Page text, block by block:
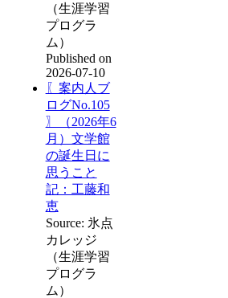
（生涯学習
プログラ
ム）
Published on
2026-07-10
〖案内人ブ
ログNo.105
〗（2026年6
月）文学館
の誕生日に
思うこと
記：工藤和
恵
Source: 氷点
カレッジ
（生涯学習
プログラ
ム）